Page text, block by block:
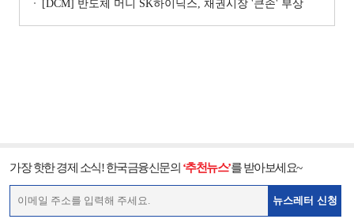
[DCM] 반도체 머니 SK하이닉스, 채권시장 '큰손' 부상
가장 핫한 경제 소식! 한국금융신문의 ‘추천뉴스’를 받아보세요~
뉴스레터 신청